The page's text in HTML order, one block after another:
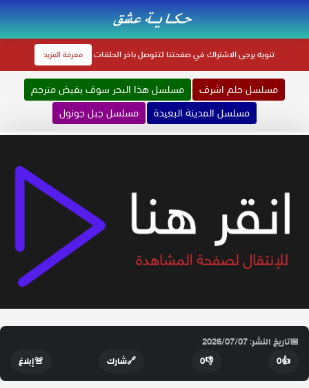
تنويهيرجى الاشتراك في صفحتنا لتتوصل باخر الحلقات معرفة المزيد
مسلسل حلم اشرف
مسلسل هذا البحر سوف يفيض مترجم
مسلسل المدينة البعيدة
مسلسل جبل جونول
📅تاريخ النشر: 2026/07/07
👍
0
👎
0
🔗شارك 🚨إبلاغ